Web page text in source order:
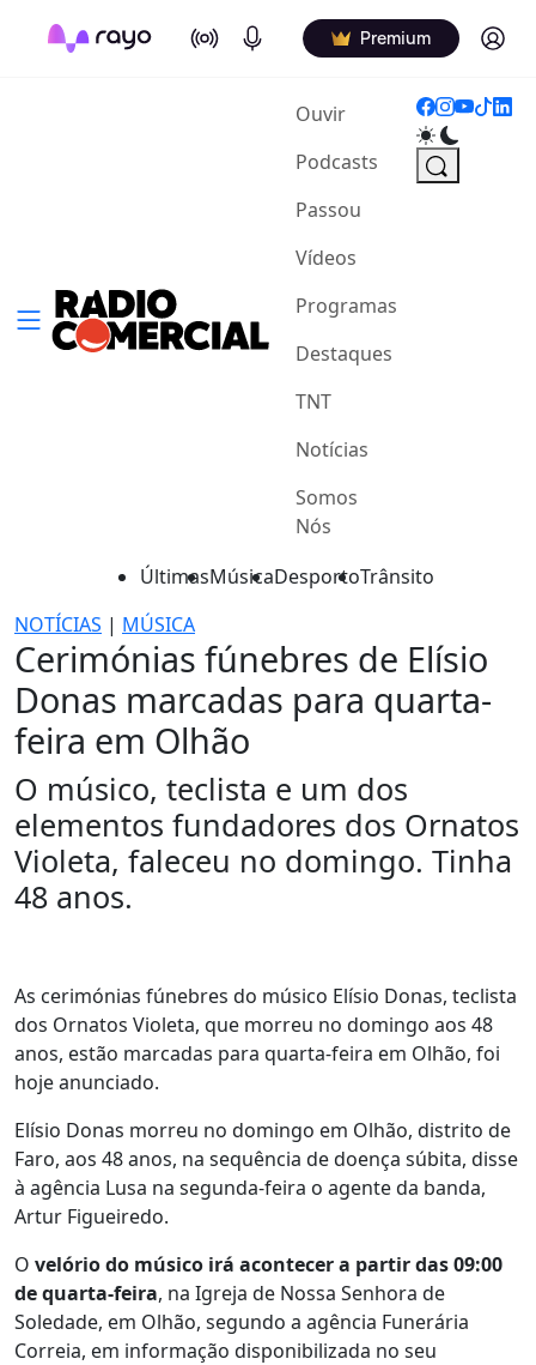
On Air Podcasts Premium Log in
Ouvir(current)
Podcasts
Passou
Vídeos
Programas
Destaques
TNT
Notícias
Somos
Nós
ÚltimasMúsicaDesportoTrânsito
NOTÍCIAS | MÚSICA
Cerimónias fúnebres de Elísio
Donas marcadas para quarta-
feira em Olhão
O músico, teclista e um dos
elementos fundadores dos Ornatos
Violeta, faleceu no domingo. Tinha
48 anos.
As cerimónias fúnebres do músico Elísio Donas, teclista
dos Ornatos Violeta, que morreu no domingo aos 48
anos, estão marcadas para quarta-feira em Olhão, foi
hoje anunciado.
Elísio Donas morreu no domingo em Olhão, distrito de
Faro, aos 48 anos, na sequência de doença súbita, disse
à agência Lusa na segunda-feira o agente da banda,
Artur Figueiredo.
O velório do músico irá acontecer a partir das 09:00
de quarta-feira, na Igreja de Nossa Senhora de
Soledade, em Olhão, segundo a agência Funerária
Correia, em informação disponibilizada no seu